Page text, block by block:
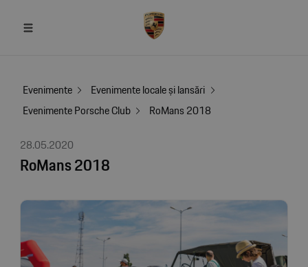
Evenimente
Evenimente locale și lansări
Evenimente Porsche Club
RoMans 2018
28.05.2020
RoMans 2018